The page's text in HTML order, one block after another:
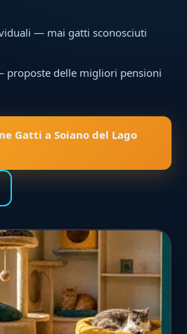
— mai gatti sconosciuti
delle migliori pensioni
Gatti a Soiano del Lago